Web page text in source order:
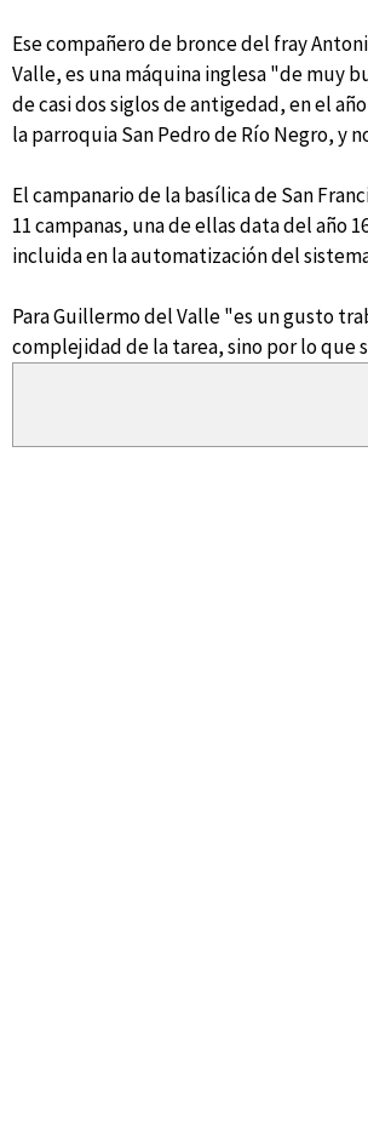
Ese compañero de bronce del fray
Valle, es una máquina inglesa "de muy
de casi dos siglos de antigedad, en el
la parroquia San Pedro de Río Negro, y
El campanario de la basílica de San
11 campanas, una de ellas data del año
incluida en la automatización del
Para Guillermo del Valle "es un gusto
complejidad de la tarea, sino por lo que